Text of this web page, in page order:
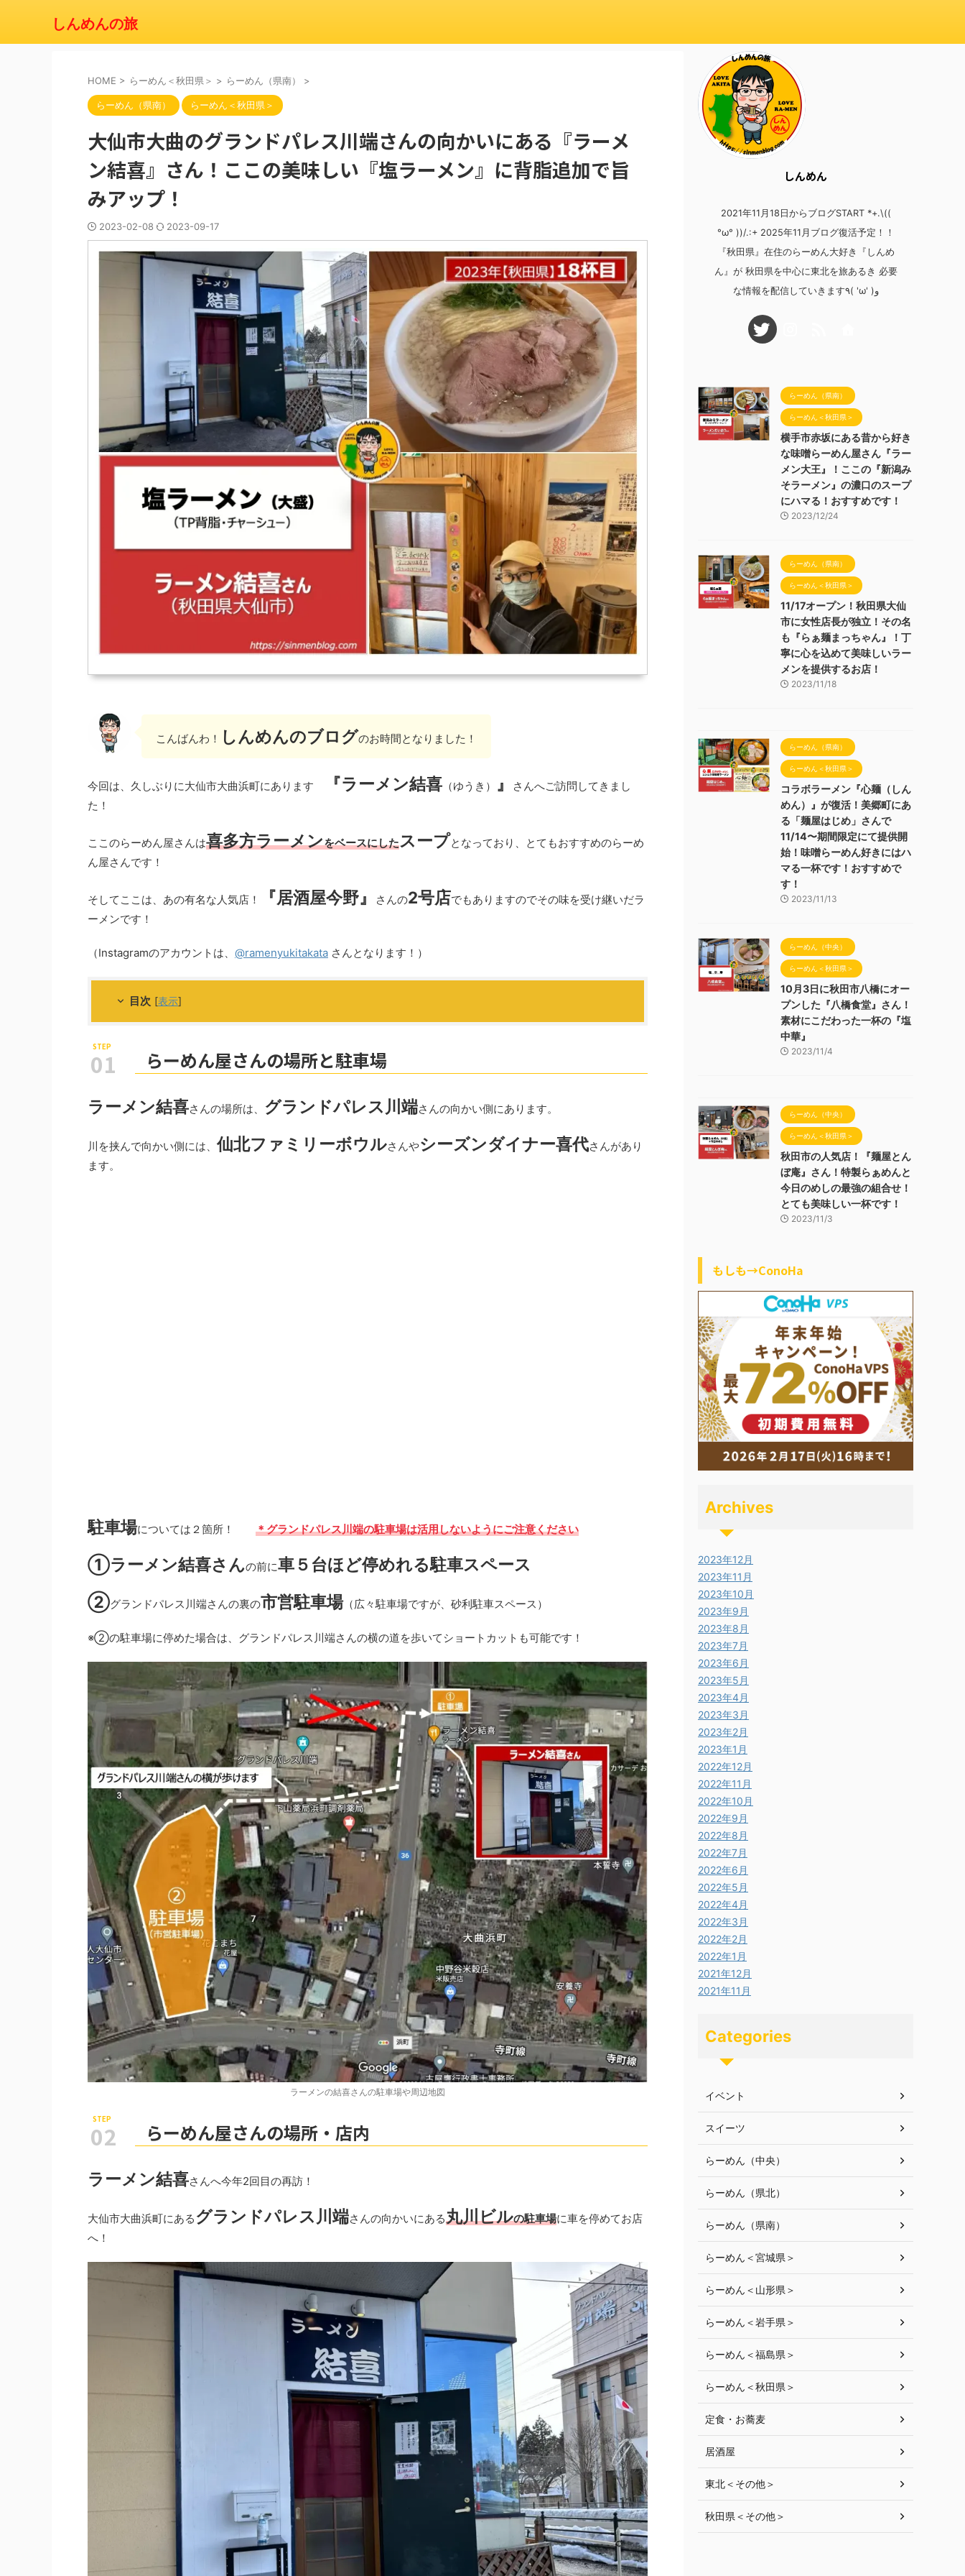
しんめんの旅
HOME > らーめん＜秋田県＞ > らーめん（県南） >
らーめん（県南） らーめん＜秋田県＞
大仙市大曲のグランドパレス川端さんの向かいにある『ラーメ
ン結喜』さん！ここの美味しい『塩ラーメン』に背脂追加で旨
みアップ！
2023-02-08 2023-09-17
こんばんわ！ しんめんのブログのお時間となりました！
今回は、久しぶりに大仙市大曲浜町にあります 『ラーメン結喜 （ゆうき） 』
さんへご訪問してきまし
た！
ここのらーめん屋さんは喜多方ラーメンをベースにしたスープとなっており、とてもおすすめのらーめ
ん屋さんです！
そしてここは、あの有名な人気店！ 『居酒屋今野』 さんの2号店でもありますのでその味を受け継いだラ
ーメンです！
（Instagramのアカウントは、 @ramenyukitakata さんとなります！）
目次 [表示]
らーめん屋さんの場所と駐車場
ラーメン結喜さんの場所は、 グランドパレス川端さんの向かい側にあります。
川を挟んで向かい側には、仙北ファミリーボウルさんやシーズンダイナー喜代さんがあり
ます。
駐車場については２箇所！ ＊グランドパレス川端の駐車場は活用しないようにご注意ください
①ラーメン結喜さんの前に車５台ほど停めれる駐車スペース
②グランドパレス川端さんの裏の市営駐車場（広々駐車場ですが、砂利駐車スペース）
※②の駐車場に停めた場合は、グランドパレス川端さんの横の道を歩いてショートカットも可能です！
ラーメンの結喜さんの駐車場や周辺地図
らーめん屋さんの場所・店内
ラーメン結喜さんへ今年2回目の再訪！
大仙市大曲浜町にある グランドパレス川端さんの向かいにある丸川ビルの駐車場に車を停めてお店
へ！
しんめん
2021年11月18日からブログSTART *+.\((
°ω° ))/.:+ 2025年11月ブログ復活予定！！
『秋田県』在住のらーめん大好き『しんめ
ん』が 秋田県を中心に東北を旅あるき 必要
な情報を配信していきます٩( 'ω' )و
らーめん（県南）
らーめん＜秋田県＞
横手市赤坂にある昔から好き
な味噌らーめん屋さん『ラー
メン大王』！ここの『新潟み
そラーメン』の濃口のスープ
にハマる！おすすめです！
2023/12/24
らーめん（県南）
らーめん＜秋田県＞
11/17オープン！秋田県大仙
市に女性店長が独立！その名
も『らぁ麺まっちゃん』！丁
寧に心を込めて美味しいラー
メンを提供するお店！
2023/11/18
らーめん（県南）
らーめん＜秋田県＞
コラボラーメン『心麺（しん
めん）』が復活！美郷町にあ
る「麺屋はじめ」さんで
11/14〜期間限定にて提供開
始！味噌らーめん好きにはハ
マる一杯です！おすすめで
す！
2023/11/13
らーめん（中央）
らーめん＜秋田県＞
10月3日に秋田市八橋にオー
プンした『八橋食堂』さん！
素材にこだわった一杯の『塩
中華』
2023/11/4
らーめん（中央）
らーめん＜秋田県＞
秋田市の人気店！『麺屋とん
ぼ庵』さん！特製らぁめんと
今日のめしの最強の組合せ！
とても美味しい一杯です！
2023/11/3
もしも→ConoHa
Archives
2023年12月
2023年11月
2023年10月
2023年9月
2023年8月
2023年7月
2023年6月
2023年5月
2023年4月
2023年3月
2023年2月
2023年1月
2022年12月
2022年11月
2022年10月
2022年9月
2022年8月
2022年7月
2022年6月
2022年5月
2022年4月
2022年3月
2022年2月
2022年1月
2021年12月
2021年11月
Categories
イベント
スイーツ
らーめん（中央）
らーめん（県北）
らーめん（県南）
らーめん＜宮城県＞
らーめん＜山形県＞
らーめん＜岩手県＞
らーめん＜福島県＞
らーめん＜秋田県＞
定食・お蕎麦
居酒屋
東北＜その他＞
秋田県＜その他＞